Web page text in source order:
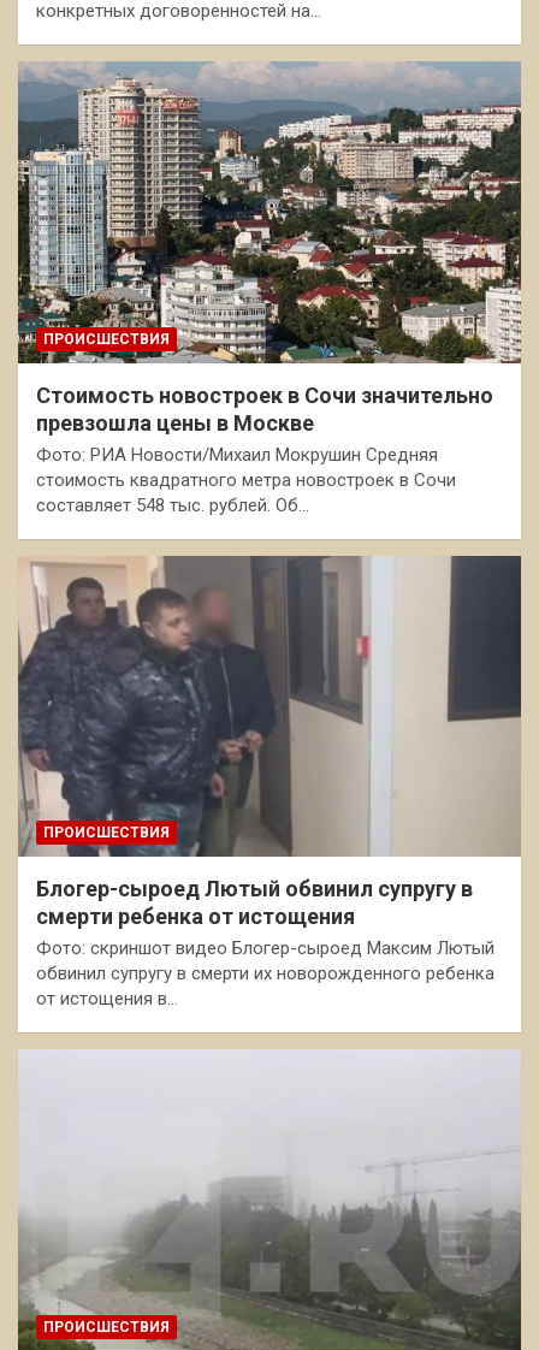
конкретных договоренностей на…
ПРОИСШЕСТВИЯ
Стоимость новостроек в Сочи значительно
превзошла цены в Москве
Фото: РИА Новости/Михаил Мокрушин Средняя
стоимость квадратного метра новостроек в Сочи
составляет 548 тыс. рублей. Об…
ПРОИСШЕСТВИЯ
Блогер-сыроед Лютый обвинил супругу в
смерти ребенка от истощения
Фото: скриншот видео Блогер-сыроед Максим Лютый
обвинил супругу в смерти их новорожденного ребенка
от истощения в…
ПРОИСШЕСТВИЯ